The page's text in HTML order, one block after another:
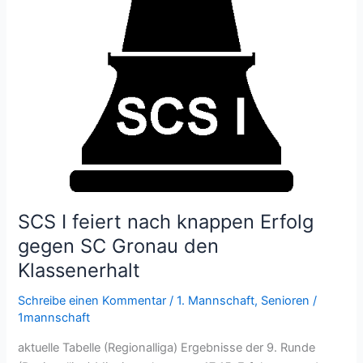
SCS I feiert nach knappen Erfolg
gegen SC Gronau den
Klassenerhalt
Schreibe einen Kommentar /1. Mannschaft, Senioren /
1mannschaft
aktuelle Tabelle (Regionalliga) Ergebnisse der 9. Runde